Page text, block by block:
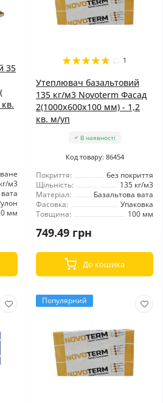
35
м3
мм
1
Утеплювач базальтовий
135 кг/м3 Novoterm Фасад
2(1000x600x100 мм) - 1,2
кв. м/уп
В наявності
Код товару: 86454
Покриття:
без покриття
Щільність:
135 кг/м3
Матеріал:
Базальтова вата
Фасовка:
Упаковка
Товщина:
100 мм
749.49 грн
До кошика
Популярний